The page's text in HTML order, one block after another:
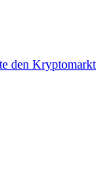
den Kryptomarkt